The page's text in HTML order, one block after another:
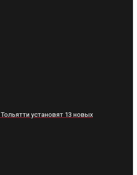
установят 13 новых